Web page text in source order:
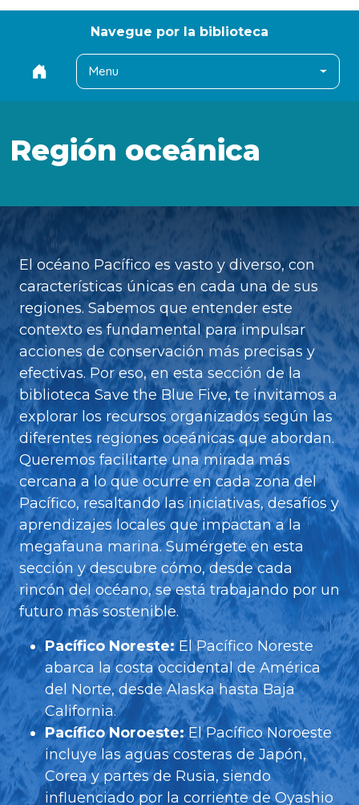
Navegue por la biblioteca
Menu
Región oceánica
El océano Pacífico es vasto y diverso, con
características únicas en cada una de sus
regiones. Sabemos que entender este
contexto es fundamental para impulsar
acciones de conservación más precisas y
efectivas. Por eso, en esta sección de la
biblioteca Save the Blue Five, te invitamos a
explorar los recursos organizados según las
diferentes regiones oceánicas que abordan.
Queremos facilitarte una mirada más
cercana a lo que ocurre en cada zona del
Pacífico, resaltando las iniciativas, desafíos y
aprendizajes locales que impactan a la
megafauna marina. Sumérgete en esta
sección y descubre cómo, desde cada
rincón del océano, se está trabajando por un
futuro más sostenible.
Pacífico Noreste:El Pacífico Noreste
abarca la costa occidental de América
del Norte, desde Alaska hasta Baja
California.
Pacífico Noroeste:El Pacífico Noroeste
incluye las aguas costeras de Japón,
Corea y partes de Rusia, siendo
influenciado por la corriente de Oyashio